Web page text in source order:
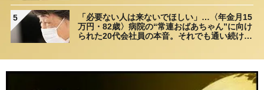
5
「必要ない人は来ないでほしい」…〈年金月15
万円・82歳〉病院の“常連おばあちゃん”に向け
られた20代会社員の本音。それでも通い続ける